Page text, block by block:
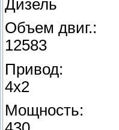
Дизель
Объем двиг.:
12583
Привод:
4x2
Мощность: